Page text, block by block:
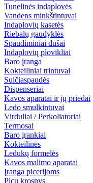
Tunelinės indaplovės
Vandens minkštintuvai
Indaplovių kasetės
Riebalų gaudyklės
Spaudiminiai dušai
Indaplovių plovikliai
Baro įranga
Kokteiliniai trintuvai
Sulčiaspaudės
Dispenseriai
Kavos aparatai ir jų priedai
Ledo smulkintuvai
Virduliai / Perkoliatoriai
Termosai
Baro įrankiai
Kokteilinės
Ledukų formelės
Kavos malimo aparatai
Įranga picerijoms
Picų krosnys